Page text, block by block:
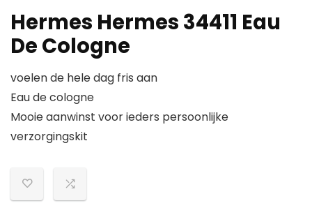
Hermes Hermes 34411 Eau
De Cologne
voelen de hele dag fris aan
Eau de cologne
Mooie aanwinst voor ieders persoonlijke
verzorgingskit